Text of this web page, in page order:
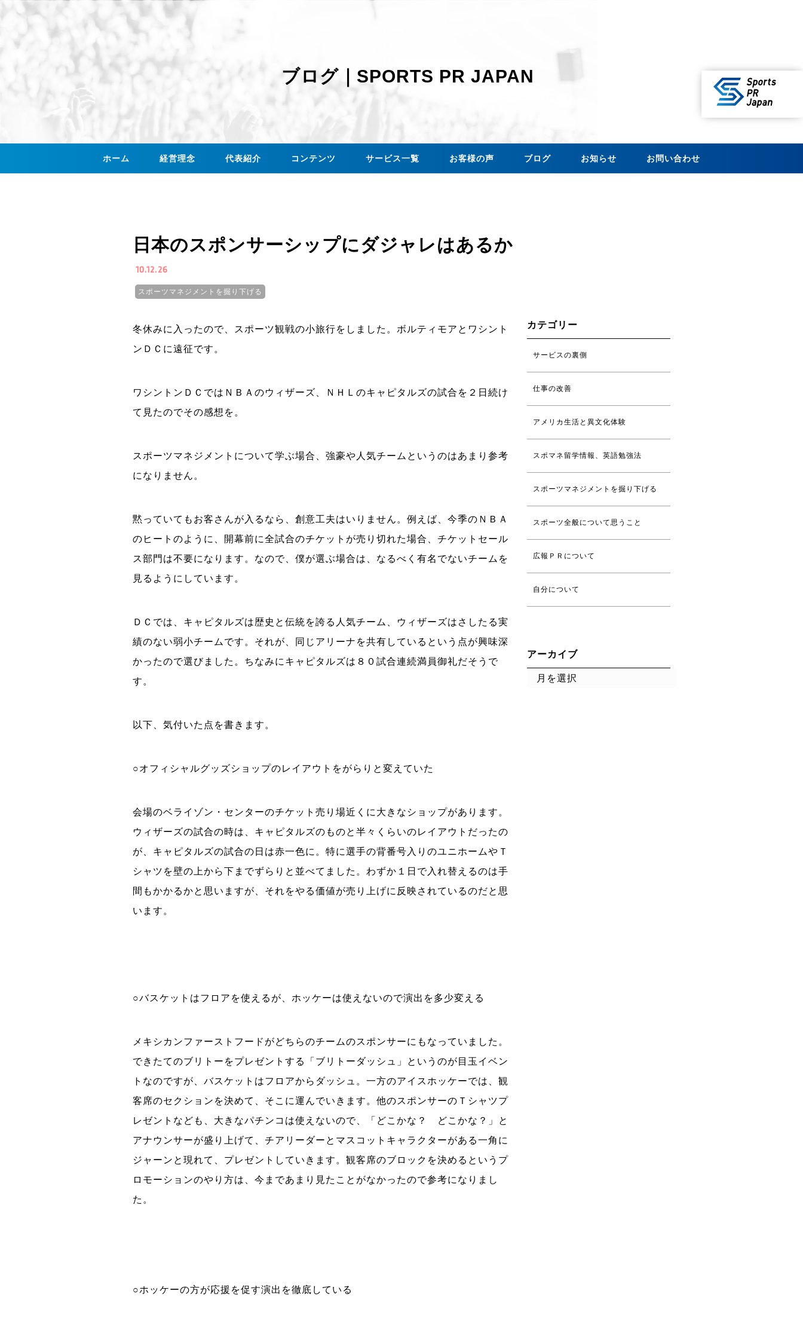
ブログ｜SPORTS PR JAPAN
ホーム 経営理念 代表紹介 コンテンツ サービス一覧 お客様の声 ブログ お知らせ お問い合わせ
日本のスポンサーシップにダジャレはあるか
10.12.26
スポーツマネジメントを掘り下げる
冬休みに入ったので、スポーツ観戦の小旅行をしました。ボルティモアとワシント
ンＤＣに遠征です。
ワシントンＤＣではＮＢＡのウィザーズ、ＮＨＬのキャピタルズの試合を２日続け
て見たのでその感想を。
スポーツマネジメントについて学ぶ場合、強豪や人気チームというのはあまり参考
になりません。
黙っていてもお客さんが入るなら、創意工夫はいりません。例えば、今季のＮＢＡ
のヒートのように、開幕前に全試合のチケットが売り切れた場合、チケットセール
ス部門は不要になります。なので、僕が選ぶ場合は、なるべく有名でないチームを
見るようにしています。
ＤＣでは、キャピタルズは歴史と伝統を誇る人気チーム、ウィザーズはさしたる実
績のない弱小チームです。それが、同じアリーナを共有しているという点が興味深
かったので選びました。ちなみにキャピタルズは８０試合連続満員御礼だそうで
す。
以下、気付いた点を書きます。
○オフィシャルグッズショップのレイアウトをがらりと変えていた
会場のベライゾン・センターのチケット売り場近くに大きなショップがあります。
ウィザーズの試合の時は、キャピタルズのものと半々くらいのレイアウトだったの
が、キャピタルズの試合の日は赤一色に。特に選手の背番号入りのユニホームやＴ
シャツを壁の上から下までずらりと並べてました。わずか１日で入れ替えるのは手
間もかかるかと思いますが、それをやる価値が売り上げに反映されているのだと思
います。
○バスケットはフロアを使えるが、ホッケーは使えないので演出を多少変える
メキシカンファーストフードがどちらのチームのスポンサーにもなっていました。
できたてのブリトーをプレゼントする「ブリトーダッシュ」というのが目玉イベン
トなのですが、バスケットはフロアからダッシュ。一方のアイスホッケーでは、観
客席のセクションを決めて、そこに運んでいきます。他のスポンサーのＴシャツプ
レゼントなども、大きなパチンコは使えないので、「どこかな？ どこかな？」と
アナウンサーが盛り上げて、チアリーダーとマスコットキャラクターがある一角に
ジャーンと現れて、プレゼントしていきます。観客席のブロックを決めるというプ
ロモーションのやり方は、今まであまり見たことがなかったので参考になりまし
た。
○ホッケーの方が応援を促す演出を徹底している
カテゴリー
サービスの裏側
仕事の改善
アメリカ生活と異文化体験
スポマネ留学情報、英語勉強法
スポーツマネジメントを掘り下げる
スポーツ全般について思うこと
広報ＰＲについて
自分について
アーカイブ